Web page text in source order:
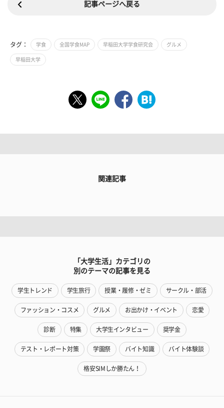
記事ページへ戻る
タグ： 学食 全国学食MAP 早稲田大学学食研究会 グルメ
早稲田大学
関連記事
「大学生活」カテゴリの
別のテーマの記事を見る
学生トレンド 学生旅行 授業・履修・ゼミ サークル・部活
ファッション・コスメ グルメ お出かけ・イベント 恋愛
診断 特集 大学生インタビュー 奨学金
テスト・レポート対策 学園祭 バイト知識 バイト体験談
格安SIMしか勝たん！